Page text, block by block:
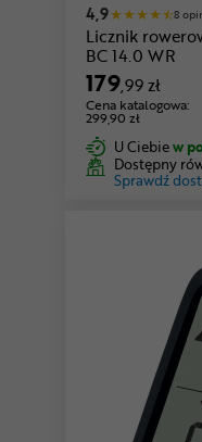
4,9 8
Licznik
BC 14.0 WR
179,99 zł
Cena katalogowa:
299,90 zł
U Ciebiew
Dostępny
Sprawdź